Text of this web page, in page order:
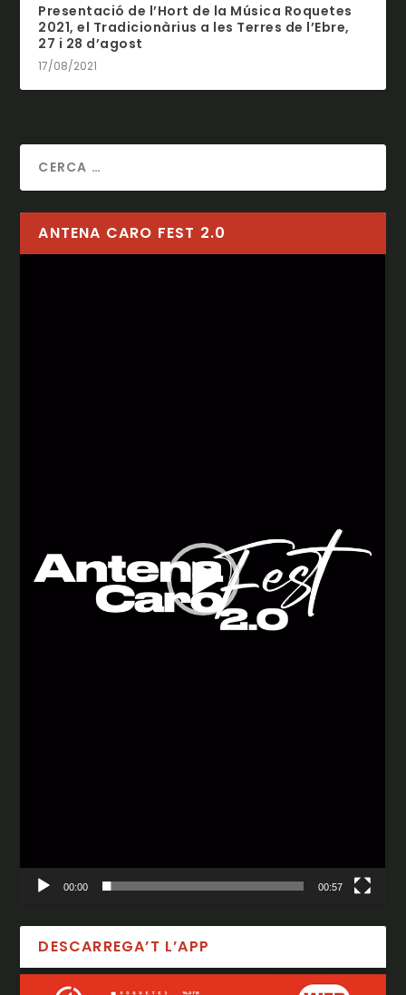
Presentació de l’Hort de la Música Roquetes
2021, el Tradicionàrius a les Terres de l’Ebre,
27 i 28 d’agost
17/08/2021
ANTENA CARO FEST 2.0
00:00 00:57
DESCARREGA’T L’APP